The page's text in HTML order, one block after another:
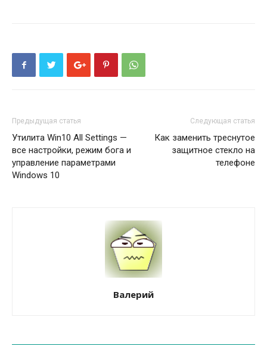
Предыдущая статья
Утилита Win10 All Settings —
все настройки, режим бога и
управление параметрами
Windows 10
Следующая статья
Как заменить треснутое
защитное стекло на
телефоне
Валерий